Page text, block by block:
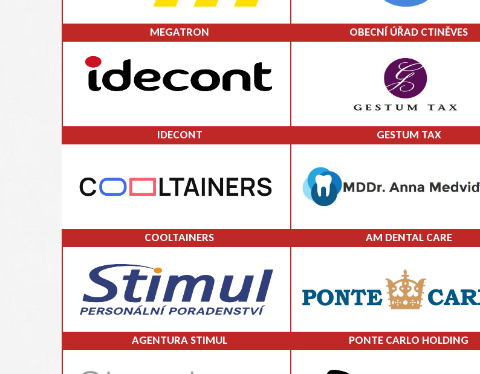
MEGATRON OBECNÍ ÚŘAD CTINĚVES
IDECONT GESTUM TAX
COOLTAINERS AM DENTAL CARE
AGENTURA STIMUL PONTE CARLO HOLDING